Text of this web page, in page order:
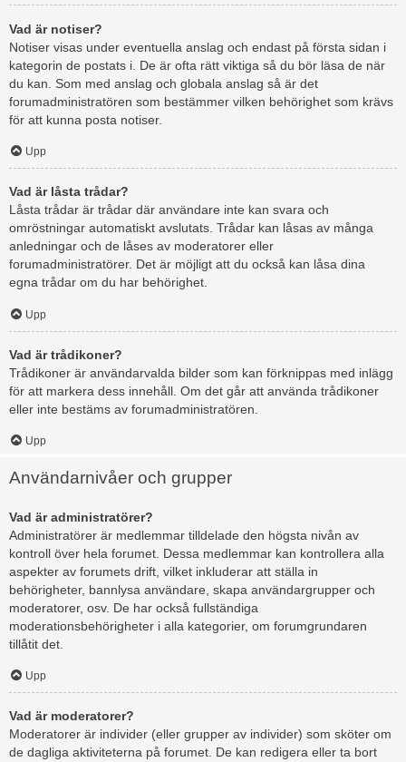
Vad är notiser?
Notiser visas under eventuella anslag och endast på första sidan i
kategorin de postats i. De är ofta rätt viktiga så du bör läsa de när
du kan. Som med anslag och globala anslag så är det
forumadministratören som bestämmer vilken behörighet som krävs
för att kunna posta notiser.
Upp
Vad är låsta trådar?
Låsta trådar är trådar där användare inte kan svara och
omröstningar automatiskt avslutats. Trådar kan låsas av många
anledningar och de låses av moderatorer eller
forumadministratörer. Det är möjligt att du också kan låsa dina
egna trådar om du har behörighet.
Upp
Vad är trådikoner?
Trådikoner är användarvalda bilder som kan förknippas med inlägg
för att markera dess innehåll. Om det går att använda trådikoner
eller inte bestäms av forumadministratören.
Upp
Användarnivåer och grupper
Vad är administratörer?
Administratörer är medlemmar tilldelade den högsta nivån av
kontroll över hela forumet. Dessa medlemmar kan kontrollera alla
aspekter av forumets drift, vilket inkluderar att ställa in
behörigheter, bannlysa användare, skapa användargrupper och
moderatorer, osv. De har också fullständiga
moderationsbehörigheter i alla kategorier, om forumgrundaren
tillåtit det.
Upp
Vad är moderatorer?
Moderatorer är individer (eller grupper av individer) som sköter om
de dagliga aktiviteterna på forumet. De kan redigera eller ta bort